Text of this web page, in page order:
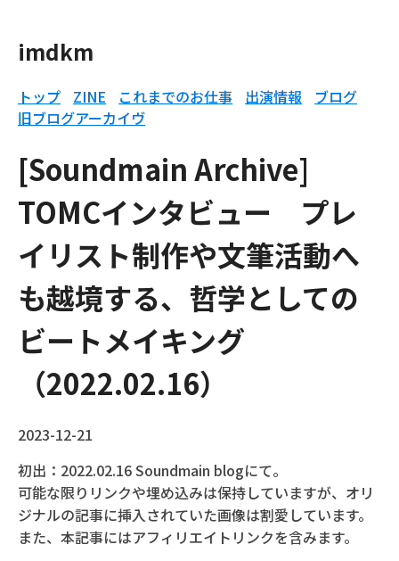
imdkm
トップ ZINE これまでのお仕事 出演情報
ブログ
旧ブログアーカイヴ
[Soundmain Archive]
TOMCインタビュー プレ
イリスト制作や文筆活動へ
も越境する、哲学としての
ビートメイキング
（2022.02.16）
2023-12-21
初出：2022.02.16 Soundmain blogにて。
可能な限りリンクや埋め込みは保持していますが、オリ
ジナルの記事に挿入されていた画像は割愛しています。
また、本記事にはアフィリエイトリンクを含みます。